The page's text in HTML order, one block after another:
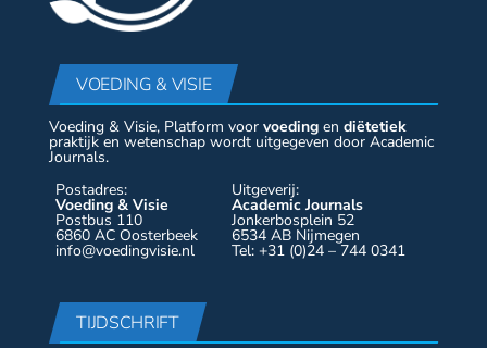
VOEDING & VISIE
Voeding & Visie, Platform voor voeding en diëtetiek
praktijk en wetenschap wordt uitgegeven door Academic
Journals.
Postadres:
Voeding & Visie
Postbus 110
6860 AC Oosterbeek
info@voedingvisie.nl
Uitgeverij:
Academic Journals
Jonkerbosplein 52
6534 AB Nijmegen
Tel: +31 (0)24 – 744 0341
TIJDSCHRIFT